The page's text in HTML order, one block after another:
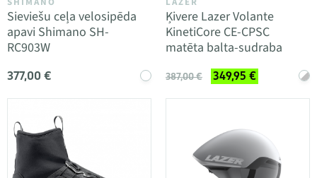
Sieviešu ceļa velosipēda
apavi Shimano SH-
RC903W
377,00 €
Ķivere Lazer Volante
KinetiCore CE-CPSC
matēta balta-sudraba
387,00 € 349,95 €